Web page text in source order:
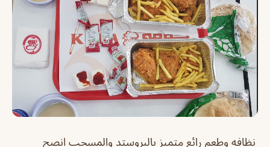
نظافه وطعم رائع متميز بالبروستد والمسحب انصح